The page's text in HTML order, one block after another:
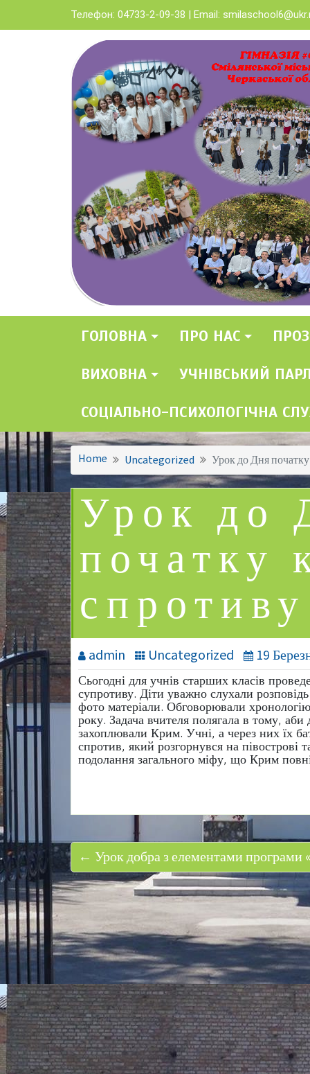
to
Телефон: 04733-2-09-38 | Email:
ГОЛОВНА ПРО НАС
ВИХОВНА УЧНІВСЬКИЙ
СОЦІАЛЬНО-ПСИХОЛОГІЧНА
Home Uncategorized Урок до Дня
Урок до
початку
спротиву
admin Uncategorized 19
Сьогодні для учнів старших класів
супротиву. Діти уважно слухали
фото матеріали. Обговорювали
року. Задача вчителя полягала в тому,
захоплювали Крим. Учні, а через них їх
спротив, який розгорнувся на півострові
подолання загального міфу, що Крим
← Урок добра з елементами програми